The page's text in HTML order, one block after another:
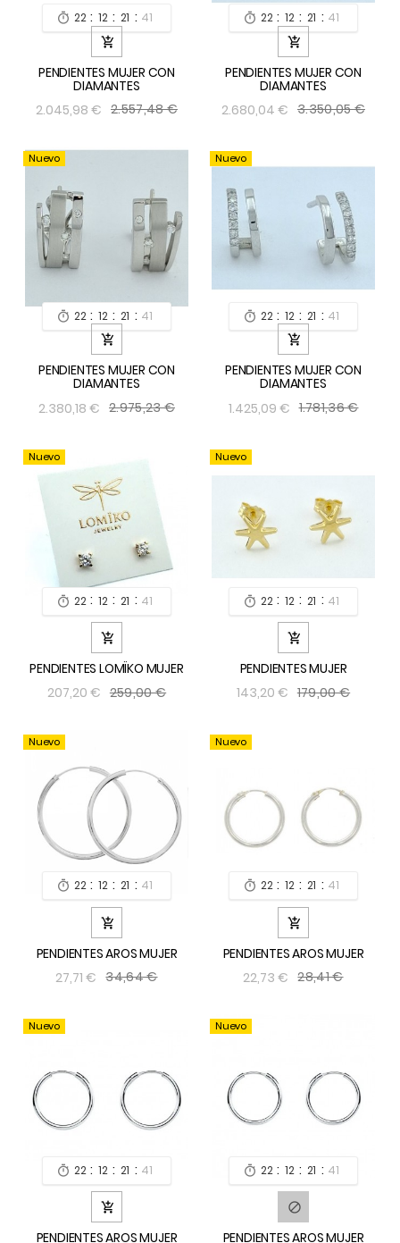
 22 : 12 : 21 : 40

PENDIENTES MUJER CON
DIAMANTES
2.045,98 € 2.557,48 €
 22 : 12 : 21 : 40

PENDIENTES MUJER CON
DIAMANTES
2.680,04 € 3.350,05 €
Nuevo
 22 : 12 : 21 : 40

PENDIENTES MUJER CON
DIAMANTES
2.380,18 € 2.975,23 €
Nuevo
 22 : 12 : 21 : 39

PENDIENTES MUJER CON
DIAMANTES
1.425,09 € 1.781,36 €
Nuevo
 22 : 12 : 21 : 39

PENDIENTES LOMÏKO MUJER
207,20 € 259,00 €
Nuevo
 22 : 12 : 21 : 39

PENDIENTES MUJER
143,20 € 179,00 €
Nuevo
 22 : 12 : 21 : 39

PENDIENTES AROS MUJER
27,71 € 34,64 €
Nuevo
 22 : 12 : 21 : 39

PENDIENTES AROS MUJER
22,73 € 28,41 €
Nuevo
 22 : 12 : 21 : 39

PENDIENTES AROS MUJER
Nuevo
 22 : 12 : 21 : 39

PENDIENTES AROS MUJER